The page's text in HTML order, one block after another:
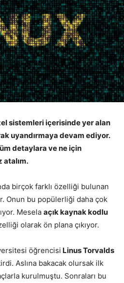
sistemleri içerisinde yer alan
uyandırmaya devam ediyor.
detaylara ve ne için
atalım.
birçok farklı özelliği bulunan
Onun bu popülerliği daha çok
Mesela açık kaynak kodlu
olarak ön plana çıkıyor.
öğrencisi Linus Torvalds
Aslına bakacak olursak ilk
kurulmuştu. Sonraları bu